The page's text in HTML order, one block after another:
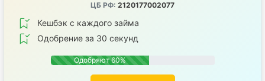
ЦБ РФ: 2120177002077
Кешбэк с каждого займа
Одобрение за 30 секунд
Одобряют 60%